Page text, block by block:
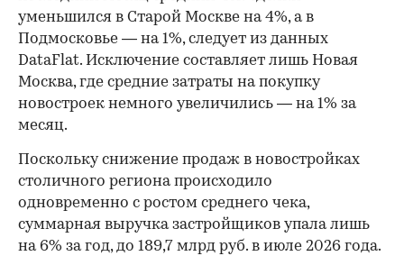
уменьшился в Старой Москве на 4%, а в
Подмосковье — на 1%, следует из данных
DataFlat. Исключение составляет лишь Новая
Москва, где средние затраты на покупку
новостроек немного увеличились — на 1% за
месяц.
Поскольку снижение продаж в новостройках
столичного региона происходило
одновременно с ростом среднего чека,
суммарная выручка застройщиков упала лишь
на 6% за год, до 189,7 млрд руб. в июле 2026 года.